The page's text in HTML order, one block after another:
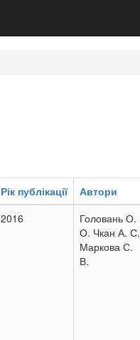
Рік публікації Автори
2016
Головань О.
О. Чкан А. С.
Маркова С.
В.